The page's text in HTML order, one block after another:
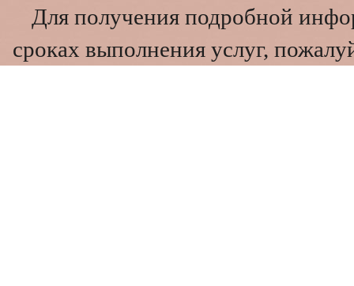
Для получения подробной
сроках выполнения услуг,